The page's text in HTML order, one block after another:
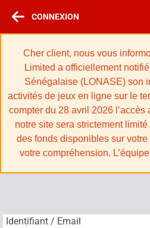
CONNEXION
Cher client, nous vous
Limited a officiellement
Sénégalaise (LONASE) son
activités de jeux en ligne sur le
compter du 28 avril 2026
notre site sera strictement
des fonds disponibles sur
votre compréhension.
Identifiant / Email